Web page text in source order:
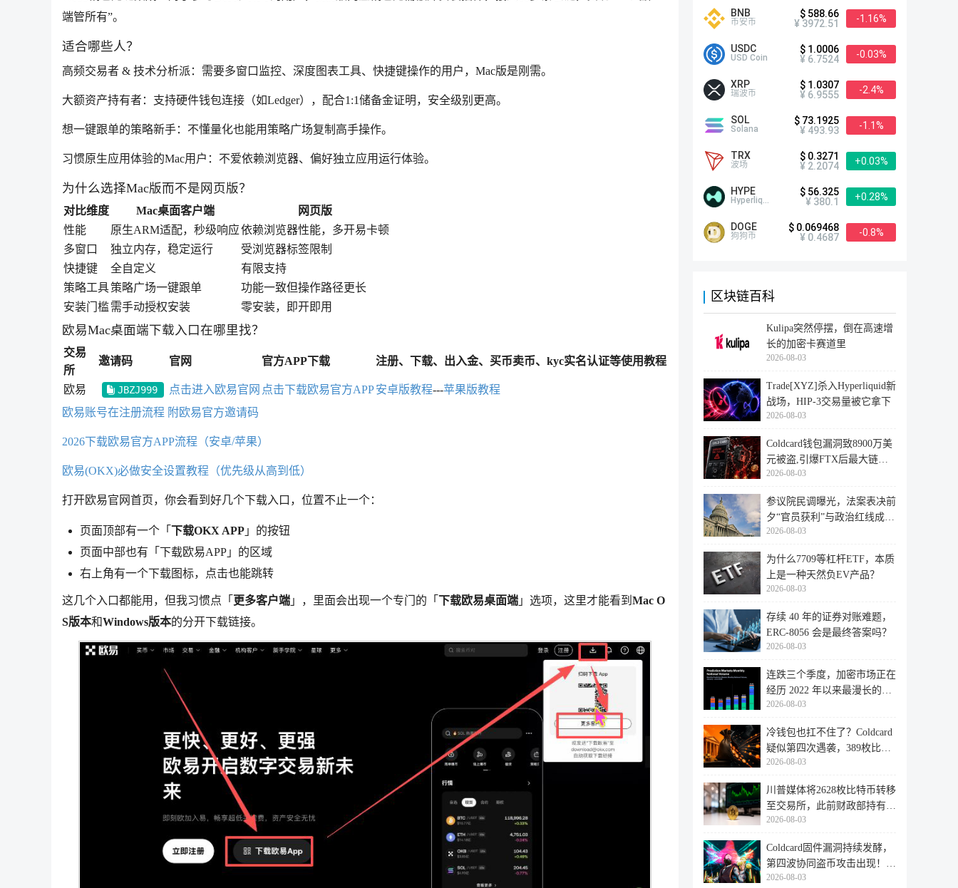
端管所有”。
适合哪些人？
高频交易者 & 技术分析派：需要多窗口监控、深度图表工具、快捷键操作的用户，Mac版是刚需。
大额资产持有者：支持硬件钱包连接（如Ledger），配合1:1储备金证明，安全级别更高。
想一键跟单的策略新手：不懂量化也能用策略广场复制高手操作。
习惯原生应用体验的Mac用户：不爱依赖浏览器、偏好独立应用运行体验。
为什么选择Mac版而不是网页版？
对比维度 Mac桌面客户端
网页版
性能
原生ARM适配，秒级响应依赖浏览器性能，多开易卡顿
多窗口
独立内存，稳定运行
受浏览器标签限制
快捷键
全自定义
有限支持
策略工具策略广场一键跟单
功能一致但操作路径更长
安装门槛需手动授权安装 零安装，即开即用
欧易Mac桌面端下载入口在哪里找？
交易
所
邀请码 官网 官方APP下载 注册、下载、出入金、买币卖币、kyc实名认证等使用教程
欧易 JBZJ999 点击进入欧易官网 点击下载欧易官方APP安卓版教程---苹果版教程
欧易账号在注册流程 附欧易官方邀请码
2026下载欧易官方APP流程（安卓/苹果）
欧易(OKX)必做安全设置教程（优先级从高到低）
打开欧易官网首页，你会看到好几个下载入口，位置不止一个：
页面顶部有一个「 下载OKX APP 」的按钮
页面中部也有「下载欧易APP」的区域
右上角有一个下载图标，点击也能跳转
这几个入口都能用，但我习惯点「 更多客户端 」，里面会出现一个专门的「 下载欧易桌面端 」选项，这里才能看到 Mac O
S版本和Windows版本的分开下载链接。
BNB
币安币
$ 588.66
¥ 3972.51
-1.16%
USDC
USD Coin
$ 1.0006
¥ 6.7524
-0.03%
XRP
瑞波币
$ 1.0307
¥ 6.9555
-2.4%
SOL
Solana
$ 73.1925
¥ 493.93
-1.1%
TRX
波场
$ 0.3271
¥ 2.2074
+0.03%
HYPE
Hyperliquid
$ 56.325
¥ 380.1
+0.28%
DOGE
狗狗币
$ 0.069468
¥ 0.4687
-0.8%
区块链百科
Kulipa突然停摆，倒在高速增
长的加密卡赛道里
2026-08-03
Trade[XYZ]杀入Hyperliquid新
战场，HIP-3交易量被它拿下
2026-08-03
Coldcard钱包漏洞致8900万美
元被盗,引爆FTX后最大链上
迁移潮
2026-08-03
参议院民调曝光，法案表决前
夕“官员获利”与政治红线成最
大
2026-08-03
为什么7709等杠杆ETF，本质
上是一种天然负EV产品？
2026-08-03
存续 40 年的证券对账难题，
ERC-8056 会是最终答案吗？
2026-08-03
连跌三个季度，加密市场正在
经历 2022 年以来最漫长的退
潮
2026-08-03
冷钱包也扛不住了？Coldcard
疑似第四次遇袭，389枚比特
币失
2026-08-03
川普媒体将2628枚比特币转移
至交易所，此前财政部持有的
比特
2026-08-03
Coldcard固件漏洞持续发酵，
第四波协同盗币攻击出现！
462个
2026-08-03